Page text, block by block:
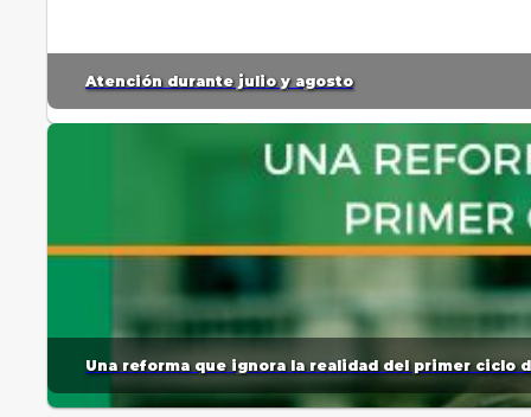
Atención durante julio y agosto
Una reforma que ignora la realidad del primer ciclo